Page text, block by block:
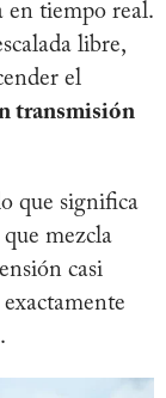
en tiempo real.
libre,
el
transmisión
que significa
mezcla
casi
exactamente